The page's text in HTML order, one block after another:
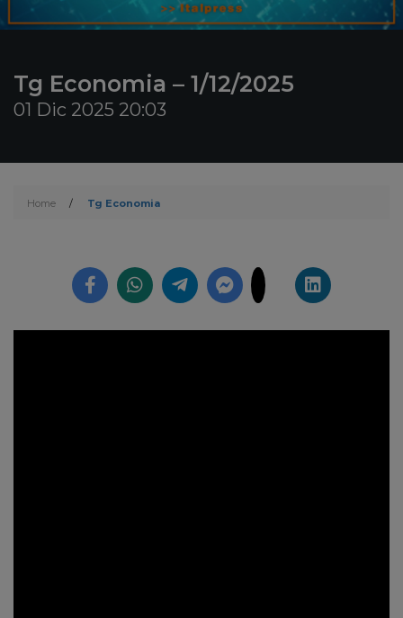
Tg Economia – 1/12/2025
01 Dic 2025 20:03
Home / Tg Economia